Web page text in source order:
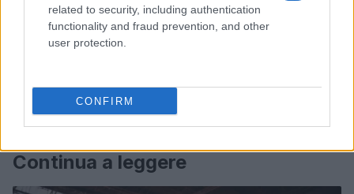
related to security, including authentication
functionality and fraud prevention, and other
user protection.
CONFIRM
Continua a leggere